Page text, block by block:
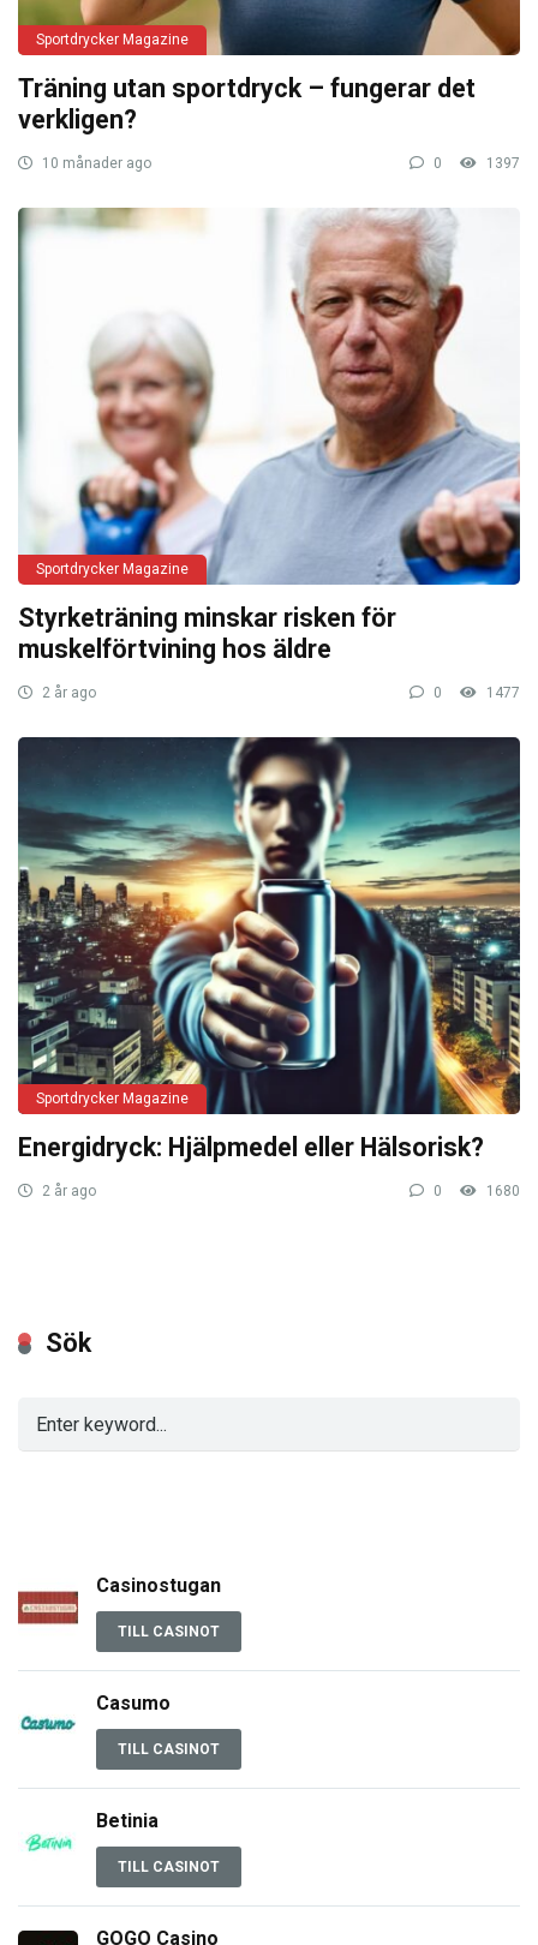
Sportdrycker Magazine
Träning utan sportdryck – fungerar det
verkligen?
10 månader ago 0 1397
Sportdrycker Magazine
Styrketräning minskar risken för
muskelförtvining hos äldre
2 år ago 0 1477
Sportdrycker Magazine
Energidryck: Hjälpmedel eller Hälsorisk?
2 år ago 0 1680
Sök
Casinostugan
TILL CASINOT
Casumo
TILL CASINOT
Betinia
TILL CASINOT
GOGO Casino